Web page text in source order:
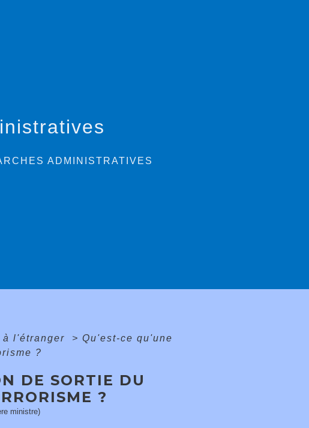
ADMINISTRATIVES
à l'étranger > Qu'est-ce qu'une
?
DE SORTIE DU
?
ministre)